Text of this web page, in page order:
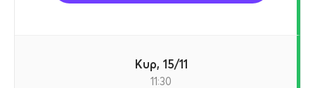
Κυρ, 15/11
11:30